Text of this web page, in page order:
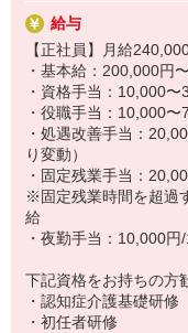
◆必要に応じた生活介助
資格も経験も問いません
看護師さんをサポート
していただきます♪
定時退社が基本なので
夕方には帰宅して子ど
さんも活躍中★
応募時は履歴書不要！
専任コーディネーター
給与
【正社員】月給
・基本給：200,000円
・資格手当：10,000〜
・役職手当：10,000〜
・処遇改善手当：
り変動）
・固定残業手当：
※固定残業時間を超過
給
・夜勤手当：10,000円
下記資格をお持ちの方
・認知症介護基礎研修
・初任者研修